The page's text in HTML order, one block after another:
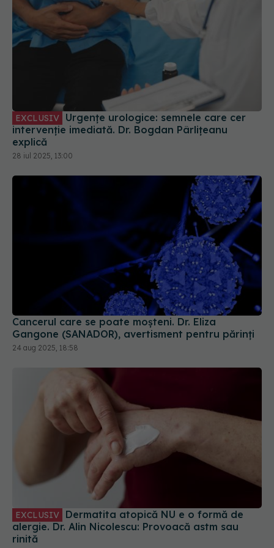
EXCLUSIV
intervenție imediată. Dr. Bogdan Pârlițeanu
explică
28 iul 2025, 13:00
Cancerul care se poate moșteni. Dr. Eliza
Gangone (SANADOR), avertisment pentru părinți
24 aug 2025, 18:58
EXCLUSIV
alergie. Dr. Alin Nicolescu: Provoacă astm sau
rinită